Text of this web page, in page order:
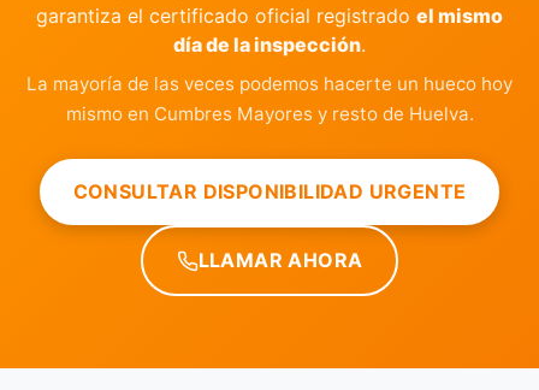
garantiza el certificado oficial registrado el mismo
día de la inspección.
La mayoría de las veces podemos hacerte un hueco hoy
mismo en Cumbres Mayores y resto de Huelva.
CONSULTAR DISPONIBILIDAD URGENTE
LLAMAR AHORA